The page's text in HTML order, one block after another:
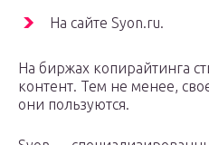
На сайте Syon.ru.
На биржах копирайтинга
контент. Тем не менее,
они пользуются.